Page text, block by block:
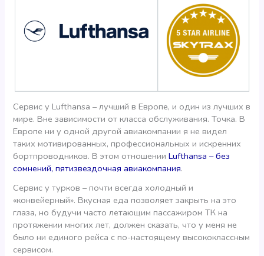
Сервис у Lufthansa – лучший в Европе, и один из лучших в
мире. Вне зависимости от класса обслуживания. Точка. В
Европе ни у одной другой авиакомпании я не видел
таких мотивированных, профессиональных и искренних
бортпроводников. В этом отношенииLufthansa – без
сомнений, пятизвездочная авиакомпания.
Сервис у турков – почти всегда холодный и
«конвейерный». Вкусная еда позволяет закрыть на это
глаза, но будучи часто летающим пассажиром ТК на
протяжении многих лет, должен сказать, что у меня не
было ни единого рейса с по-настоящему высококлассным
сервисом.